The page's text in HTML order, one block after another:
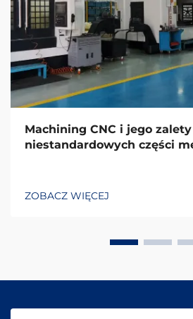
Machining CNC i jego
niestandardowych części
ZOBACZ WIĘCEJ